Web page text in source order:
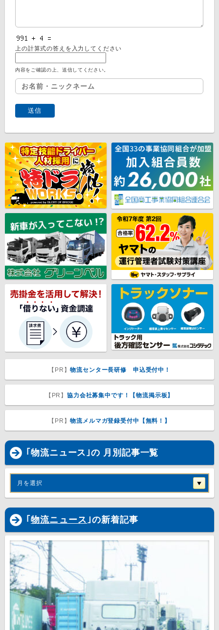
上の計算式の答えを入力してください
内容をご確認の上、送信してください。
【PR】物流センター長研修 申込受付中！
【PR】協力会社募集中です！【物流掲示板】
【PR】物流メルマガ登録受付中【無料！】
｢物流ニュース｣の 月別記事一覧
月を選択
｢ 物流ニュース｣の新着記事